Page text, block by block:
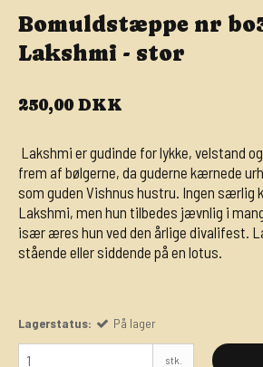
Bomuldstæppe nr
Lakshmi - stor
250,00 DKK
Lakshmi er gudinde for lykke, velstand
frem af bølgerne, da guderne kærnede
som guden Vishnus hustru. Ingen særlig
Lakshmi, men hun tilbedes jævnlig i
især æres hun ved den årlige divalifest.
stående eller siddende på en lotus.
Lagerstatus: På lager
stk.